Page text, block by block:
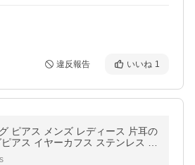
違反報告 いいね 1
ピアス メンズ レディース 片耳の
アス イヤーカフス ステンレス ブ
兼用 韓国ファッション プレゼン